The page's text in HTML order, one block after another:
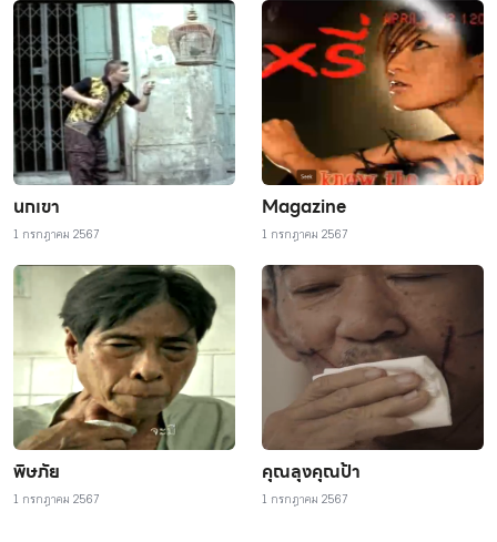
นกเขา
1 กรกฎาคม 2567
Magazine
1 กรกฎาคม 2567
พิษภัย
1 กรกฎาคม 2567
คุณลุงคุณป้า
1 กรกฎาคม 2567